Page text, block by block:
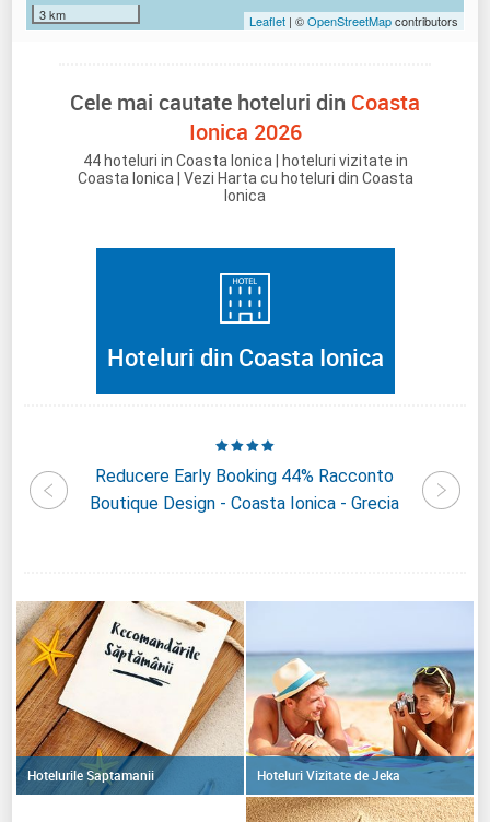
3 km Leaflet| ©OpenStreetMapcontributors
Cele mai cautate hoteluri din Coasta
Ionica 2026
44 hoteluri in Coasta Ionica | hoteluri vizitate in
Coasta Ionica | Vezi Harta cu hoteluri din Coasta
Ionica
Hoteluri din Coasta Ionica
Beach
Reducere Early Booking 44% Racconto
Boutique Design - Coasta Ionica - Grecia
Agios
Hotelurile Saptamanii Hoteluri Vizitate de Jeka